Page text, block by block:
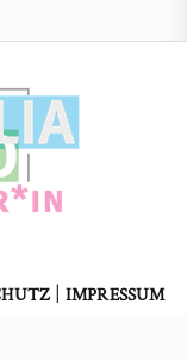
| IMPRESSUM